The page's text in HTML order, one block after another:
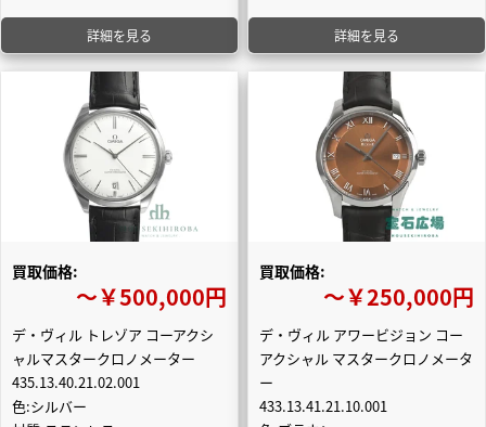
詳細を見る 詳細を見る
買取価格:
〜￥500,000円
デ・ヴィル トレゾア コーアクシ
ャルマスタークロノメーター
435.13.40.21.02.001
色:シルバー
買取価格:
〜￥250,000円
デ・ヴィル アワービジョン コー
アクシャル マスタークロノメータ
ー
433.13.41.21.10.001